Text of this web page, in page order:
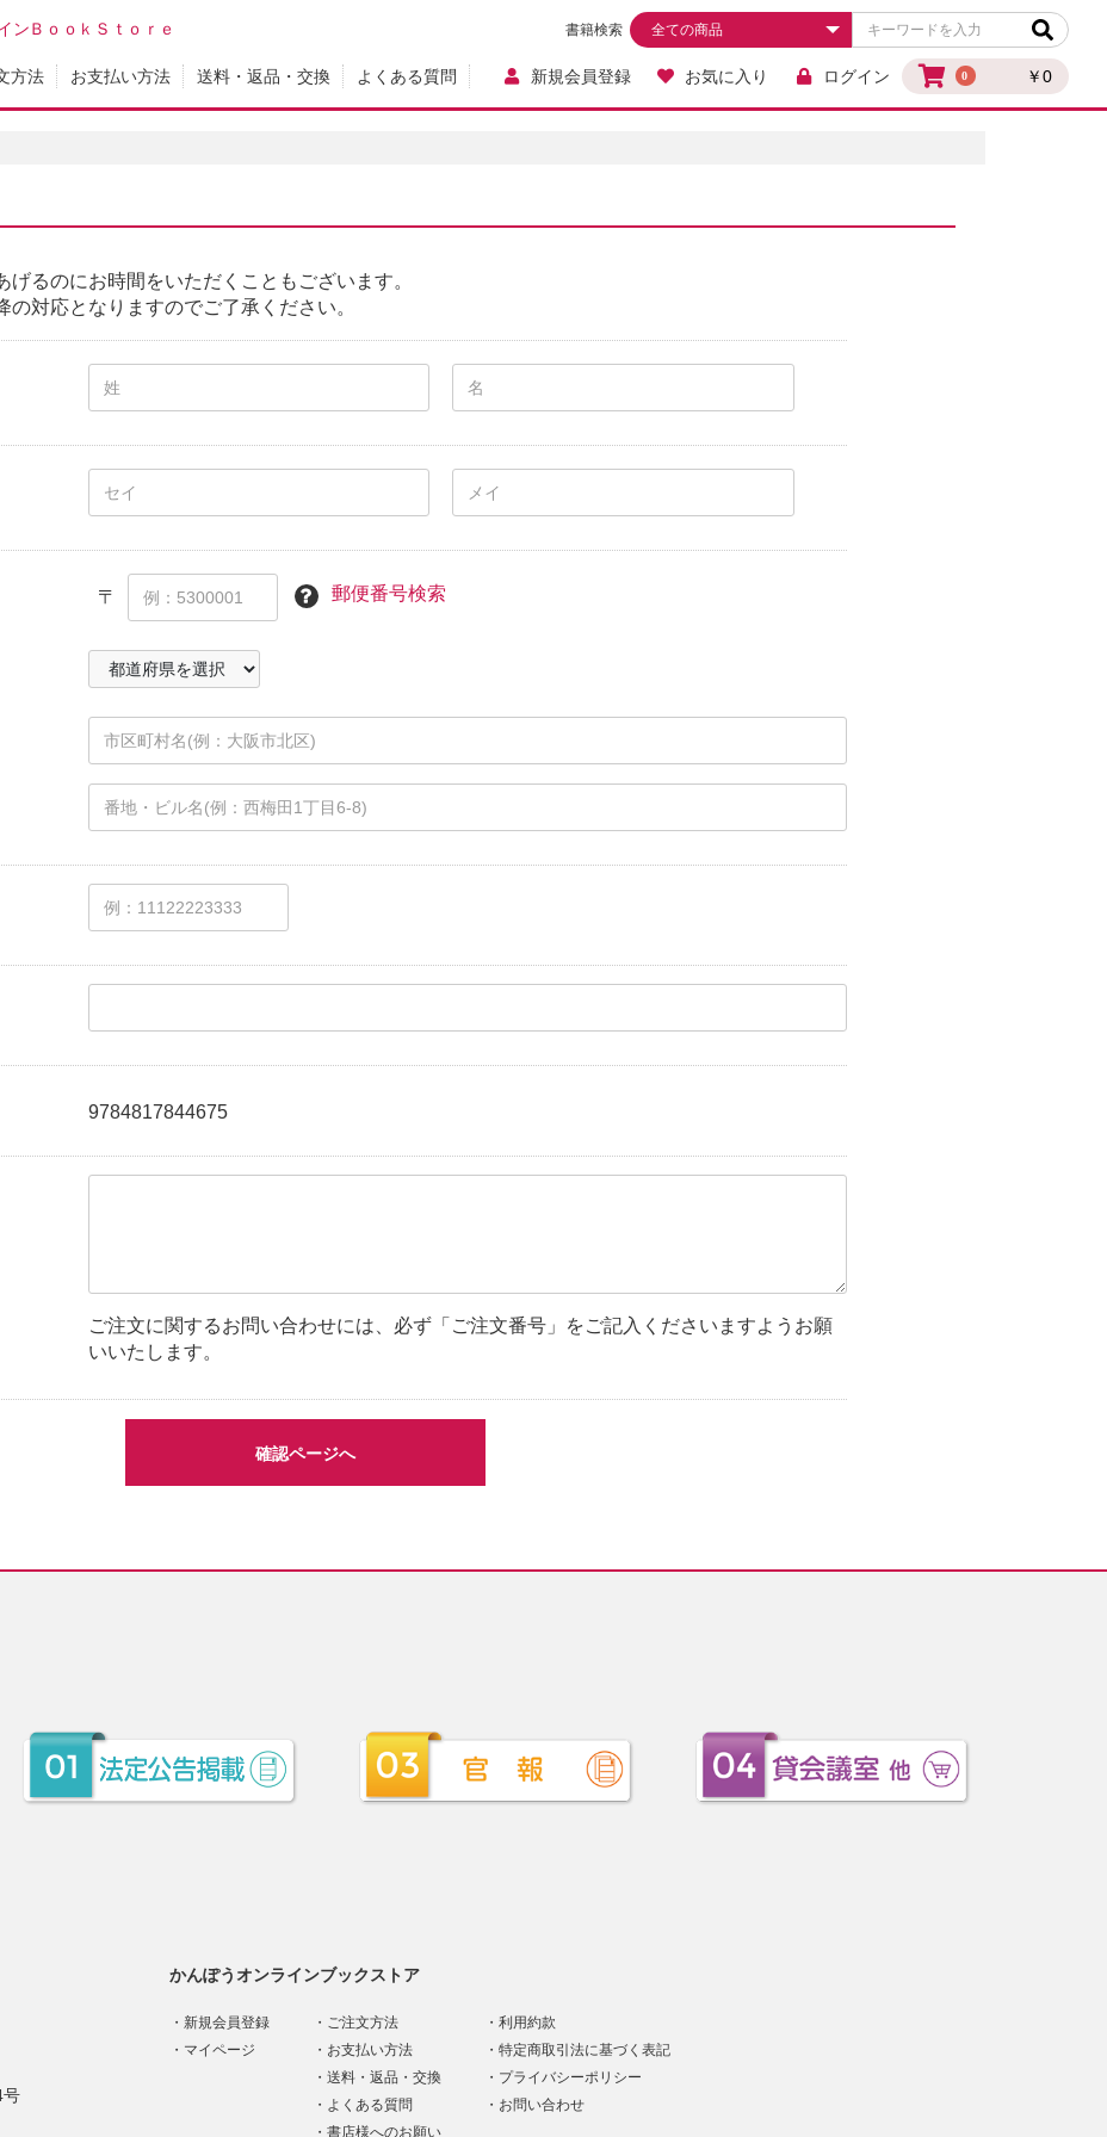
ンＢｏｏｋＳｔｏｒｅ
0 ￥0
書籍検索
方法 お支払い方法 送料・返品・交換 よくある質問 新規会員登録 お気に入り ログイン
るのにお時間をいただくこともございます。
の対応となりますのでご了承ください。
〒 郵便番号検索
9784817844675
ご注文に関するお問い合わせには、必ず「ご注文番号」をご記入くださいますようお願
いいたします。
確認ページへ
かんぽうオンラインブックストア
新規会員登録
マイページ
ご注文方法
お支払い方法
送料・返品・交換
よくある質問
書店様へのお願い
利用約款
特定商取引法に基づく表記
プライバシーポリシー
お問い合わせ